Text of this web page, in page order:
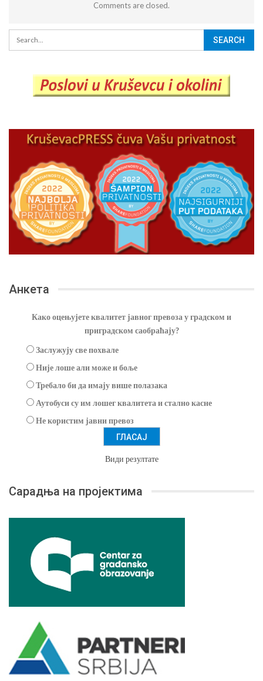
Comments are closed.
Анкета
Како оцењујете квалитет јавног превоза у градском и
приградском саобраћају?
Заслужују све похвале
Није лоше али може и боље
Требало би да имају више полазака
Аутобуси су им лошег квалитета и стално касне
Не користим јавни превоз
Види резултате
Сарадња на пројектима